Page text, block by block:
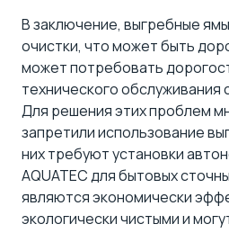
В заключение, выгребные
очистки, что может быть
может потребовать
технического
Для решения этих проблем
запретили использование
них требуют установки
AQUATEC для бытовых
являются экономически
экологически чистыми и